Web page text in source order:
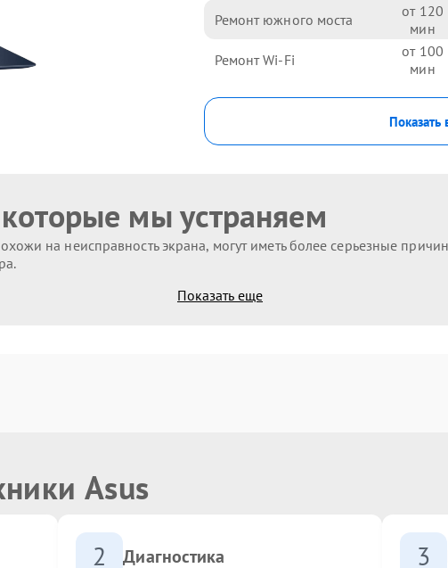
Ремонт южного моста 120
Ремонт Wi-Fi 100
Показать
мы устраняем
на неисправность экрана, могут иметь более серьезные
Показать еще
Asus
2 Диагностика 3